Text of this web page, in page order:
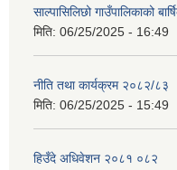
साल्पासिलिछो गाउँपालिकाको
मिति: 06/25/2025 - 16:49
नीति तथा कार्यक्रम २०८२/८३
मिति: 06/25/2025 - 15:49
हिउँदे अधिवेशन २०८१ ०८२